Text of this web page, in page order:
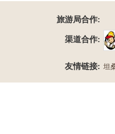
旅游局合作:
渠道合作:
友情链接: 坦